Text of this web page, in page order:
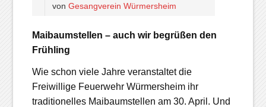
von Gesangverein Würmersheim
Maibaumstellen – auch wir begrüßen den
Frühling
Wie schon viele Jahre veranstaltet die
Freiwillige Feuerwehr Würmersheim ihr
traditionelles Maibaumstellen am 30. April. Und